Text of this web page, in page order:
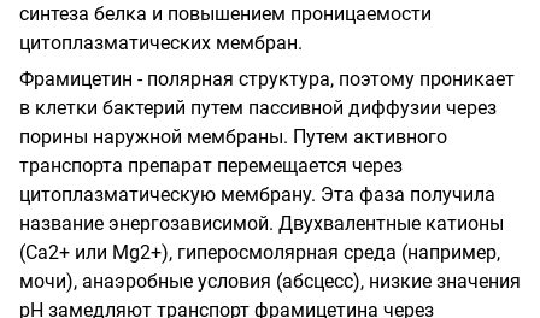
синтеза белка и повышением проницаемости
цитоплазматических мембран.
Фрамицетин - полярная структура, поэтому проникает
в клетки бактерий путем пассивной диффузии через
порины наружной мембраны. Путем активного
транспорта препарат перемещается через
цитоплазматическую мембрану. Эта фаза получила
название энергозависимой. Двухвалентные катионы
(Ca2+ или Mg2+), гиперосмолярная среда (например,
мочи), анаэробные условия (абсцесс), низкие значения
рН замедляют транспорт фрамицетина через